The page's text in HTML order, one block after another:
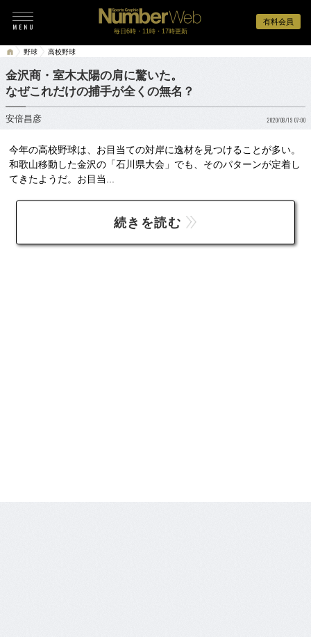
有料会員
毎日6時・11時・17時更新
野球 高校野球
金沢商・室木太陽の肩に驚いた。
なぜこれだけの捕手が全くの無名？
安倍昌彦 2020/08/19 07:00
今年の高校野球は、お目当ての対岸に逸材を見つけることが多い。
和歌山移動した金沢の「石川県大会」でも、そのパターンが定着し
てきたようだ。お目当...
続きを読む